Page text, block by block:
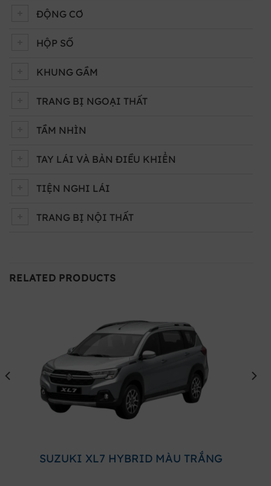
ĐỘNG CƠ
HỘP SỐ
KHUNG GẦM
TRANG BỊ NGOẠI THẤT
TẦM NHÌN
TAY LÁI VÀ BẢN ĐIỀU KHIỂN
TIỆN NGHI LÁI
TRANG BỊ NỘI THẤT
RELATED PRODUCTS
SUZUKI XL7 HYBRID MÀU TRẮNG